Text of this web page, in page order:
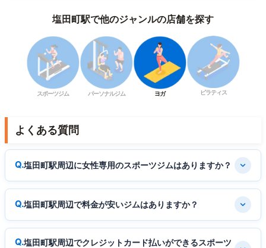
塩田町駅で他のジャンルの店舗を探す
スポーツジム パーソナルジム ヨガ ピラティス
よくある質問
塩田町駅周辺に女性専用のスポーツジムはありますか？
塩田町駅周辺で料金が安いジムはありますか？
塩田町駅周辺でクレジットカード払いができるスポーツ